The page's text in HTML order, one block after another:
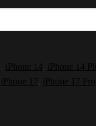
iPhone 14 iPhone 14
iPhone 17 iPhone 17 Pro